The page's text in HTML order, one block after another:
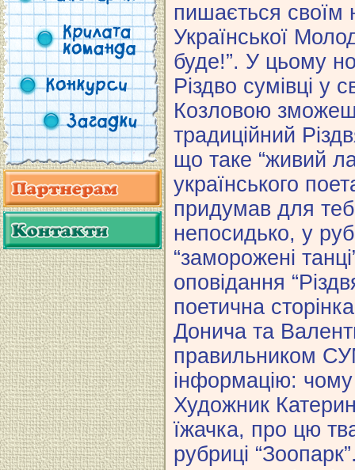
пишається своїм
Української
буде!”. У цьому
Різдво сумівці у
Козловою зможеш
традиційний
що таке “живий
українського
придумав для
непосидько, у
“заморожені
оповідання
поетична
Донича та
правильником
інформацію:
Художник
їжачка, про цю
рубриці